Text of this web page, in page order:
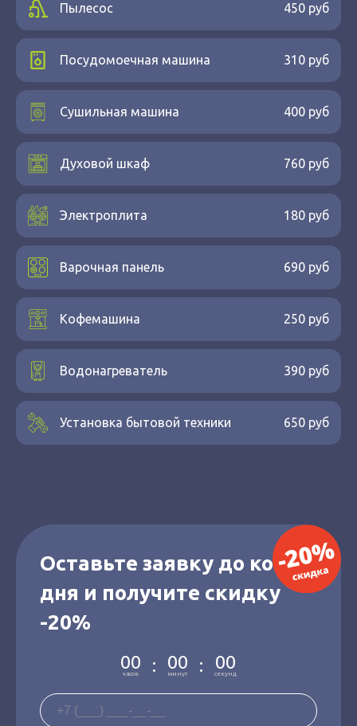
Пылесос 450 руб
Посудомоечная машина 310 руб
Сушильная машина 400 руб
Духовой шкаф 760 руб
Электроплита 180 руб
Варочная панель 690 руб
Кофемашина 250 руб
Водонагреватель 390 руб
Установка бытовой техники 650 руб
Оставьте заявку до конца
дня и получите скидку
-20%
00
часов : 00
минут : 00
секунд